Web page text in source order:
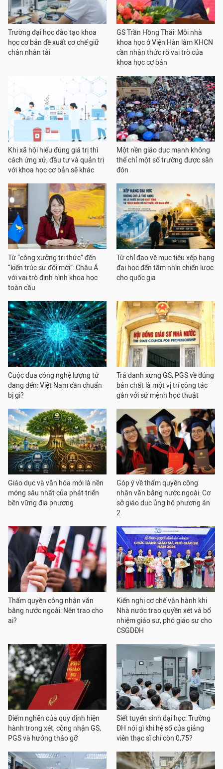
Trường đại học đào tạo khoa
học cơ bản đề xuất cơ chế giữ
chân nhân tài
GS Trần Hồng Thái: Mỗi nhà
khoa học ở Viện Hàn lâm KHCN
cần nhận thức rõ vai trò của
khoa học cơ bản
Khi xã hội hiểu đúng giá trị thì
cách ứng xử, đầu tư và quản trị
với khoa học cơ bản sẽ khác
Một nền giáo dục mạnh không
thể chỉ một số trường được săn
đón
Từ “công xưởng tri thức” đến
“kiến trúc sư đổi mới”: Châu Á
với vai trò định hình khoa học
toàn cầu
Từ chỉ đạo về mục tiêu xếp hạng
đại học đến tầm nhìn chiến lược
cho quốc gia
Cuộc đua công nghệ lượng tử
đang đến: Việt Nam cần chuẩn
bị gì?
Trả danh xưng GS, PGS về đúng
bản chất là một vị trí công tác
gắn với sứ mệnh học thuật
Giáo dục và văn hóa mới là nền
móng sâu nhất của phát triển
bền vững địa phương
Góp ý về thẩm quyền công
nhận văn bằng nước ngoài: Cơ
sở giáo dục ủng hộ phương án
2
Thẩm quyền công nhận văn
bằng nước ngoài: Nên trao cho
ai?
Kiến nghị cơ chế vận hành khi
Nhà nước trao quyền xét và bổ
nhiệm giáo sư, phó giáo sư cho
CSGDĐH
Điểm nghẽn của quy định hiện
hành trong xét, công nhận GS,
PGS và hướng tháo gỡ
Siết tuyển sinh đại học: Trường
ĐH nói gì khi hệ số của giảng
viên thạc sĩ chỉ còn 0,75?